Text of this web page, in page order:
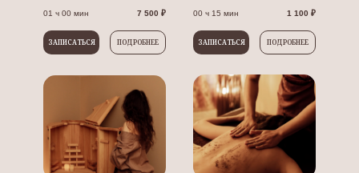
01 ч 00 мин 7 500 ₽ 00 ч 15 мин 1 100 ₽
ЗАПИСАТЬСЯ ЗАПИСАТЬСЯ
ПОДРОБНЕЕ ПОДРОБНЕЕ